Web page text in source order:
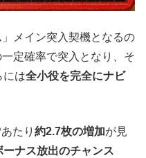
メイン突入契機となるの
定確率で突入となり、そ
には全小役を完全にナビ
たり 約2.7枚の増加が見
ーナス放出のチャンス